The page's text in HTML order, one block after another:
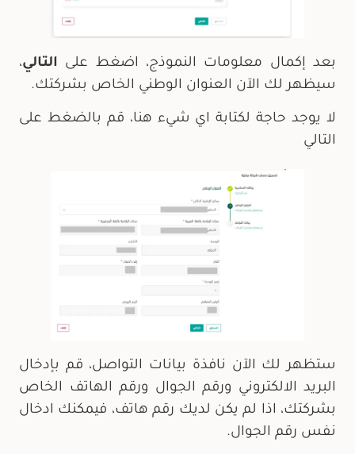
بعد إكمال معلومات النموذج، اضغط على التالي،
سيظهر لك الآن العنوان الوطني الخاص بشركتك.
لا يوجد حاجة لكتابة اي شيء هنا، قم بالضغط على
التالي
ستظهر لك الآن نافذة بيانات التواصل، قم بإدخال
البريد الالكتروني ورقم الجوال ورقم الهاتف الخاص
بشركتك، اذا لم يكن لديك رقم هاتف، فيمكنك ادخال
نفس رقم الجوال.